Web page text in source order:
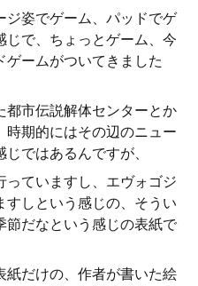
ジ姿でゲーム、パッドでゲ
じで、ちょっとゲーム、今
ゲームがついてきました
都市伝説解体センターとか
時期的にはその辺のニュー
ではあるんですが、
っていますし、エヴォゴジ
すしという感じの、そうい
節だなという感じの表紙で
紙だけの、作者が書いた絵